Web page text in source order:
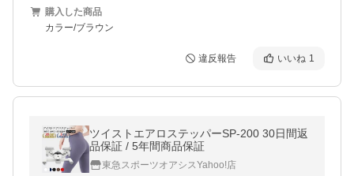
購入した商品
カラー/ブラウン
違反報告 いいね 1
ツイストエアロステッパーSP-200 30日間返
品保証 / 5年間商品保証
東急スポーツオアシスYahoo!店